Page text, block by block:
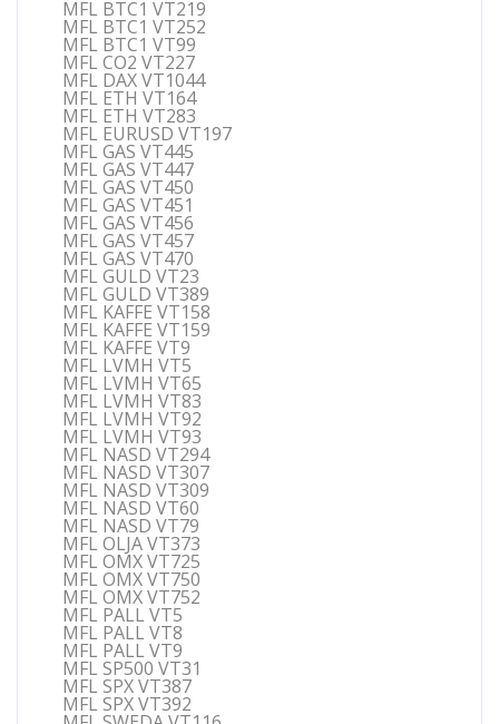
MFL BTC1 VT219
MFL BTC1 VT252
MFL BTC1 VT99
MFL CO2 VT227
MFL DAX VT1044
MFL ETH VT164
MFL ETH VT283
MFL EURUSD VT197
MFL GAS VT445
MFL GAS VT447
MFL GAS VT450
MFL GAS VT451
MFL GAS VT456
MFL GAS VT457
MFL GAS VT470
MFL GULD VT23
MFL GULD VT389
MFL KAFFE VT158
MFL KAFFE VT159
MFL KAFFE VT9
MFL LVMH VT5
MFL LVMH VT65
MFL LVMH VT83
MFL LVMH VT92
MFL LVMH VT93
MFL NASD VT294
MFL NASD VT307
MFL NASD VT309
MFL NASD VT60
MFL NASD VT79
MFL OLJA VT373
MFL OMX VT725
MFL OMX VT750
MFL OMX VT752
MFL PALL VT5
MFL PALL VT8
MFL PALL VT9
MFL SP500 VT31
MFL SPX VT387
MFL SPX VT392